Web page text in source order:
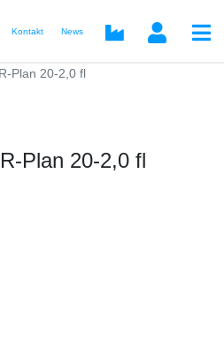
Kontakt News
Plan 20-2,0 fl
Plan 20-2,0 fl